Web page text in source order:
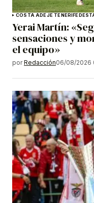
COSTA ADEJE TENERIFE
Yerai Martín:
sensaciones y
el equipo»
por Redacción06/08/2026